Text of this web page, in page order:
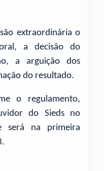
extraordinária o
a decisão do
a arguição dos
do resultado.
o regulamento,
do Sieds no
será na primeira